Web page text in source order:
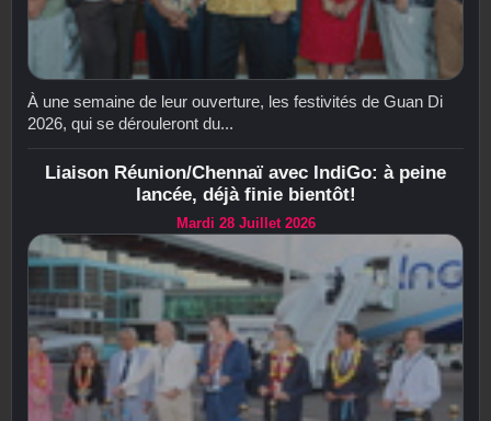
À une semaine de leur ouverture, les festivités de Guan Di
2026, qui se dérouleront du...
Liaison Réunion/Chennaï avec IndiGo: à peine
lancée, déjà finie bientôt!
Mardi 28 Juillet 2026